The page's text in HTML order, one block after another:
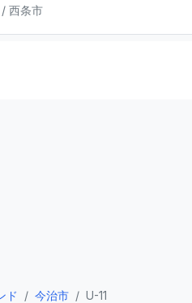
西条市
ド / 今治市 / U-11